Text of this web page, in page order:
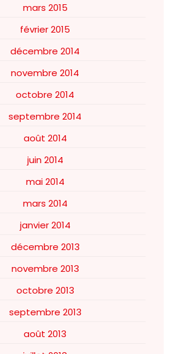
mars 2015
février 2015
décembre 2014
novembre 2014
octobre 2014
septembre 2014
août 2014
juin 2014
mai 2014
mars 2014
janvier 2014
décembre 2013
novembre 2013
octobre 2013
septembre 2013
août 2013